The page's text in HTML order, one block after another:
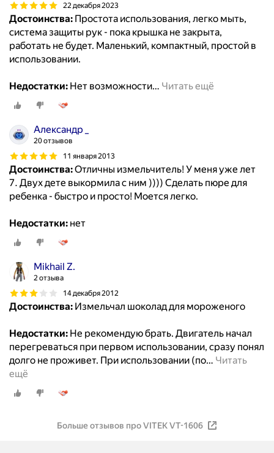
22 декабря 2023
Достоинства: Простота использования, легко мыть,
система защиты рук - пока крышка не закрыта,
работать не будет. Маленький, компактный, простой в
использовании.
Недостатки: Нет возможности… Читать ещё
Александр _
20 отзывов
11 января 2013
Достоинства:Отличны измельчитель! У меня уже лет
7. Двух дете выкормила с ним )))) Сделать пюре для
ребенка - быстро и просто! Моется легко.
Недостатки: нет
Mikhail Z.
2 отзыва
14 декабря 2012
Достоинства: Измельчал шоколад для мороженого
Недостатки: Не рекомендую брать. Двигатель начал
перегреваться при первом использовании, сразу понял
долго не проживет. При использовании (по… Читать
ещё
Больше отзывов про VITEK VT-1606